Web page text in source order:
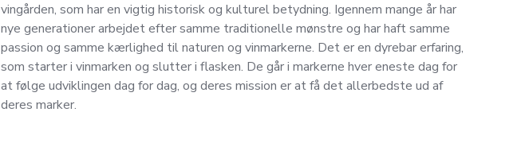
vingården, som har en vigtig historisk og kulturel betydning. Igennem mange år har
nye generationer arbejdet efter samme traditionelle mønstre og har haft samme
passion og samme kærlighed til naturen og vinmarkerne. Det er en dyrebar erfaring,
som starter i vinmarken og slutter i flasken. De går i markerne hver eneste dag for
at følge udviklingen dag for dag, og deres mission er at få det allerbedste ud af
deres marker.